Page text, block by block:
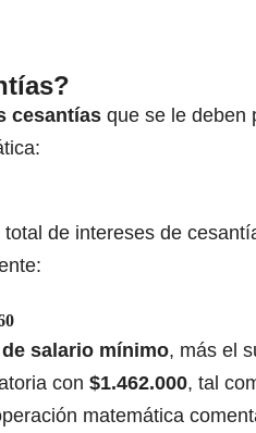
cesantías que se le deben
de intereses de
salario mínimo, más el
con $1.462.000, tal
matemática